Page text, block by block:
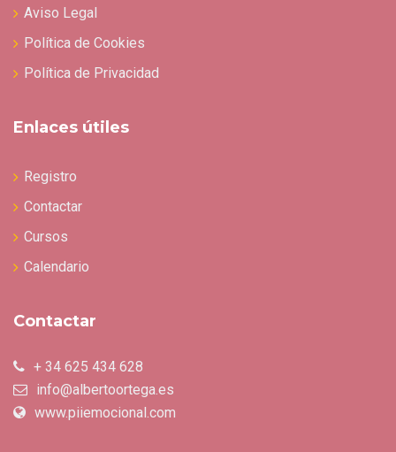
Aviso Legal
Política de Cookies
Política de Privacidad
Enlaces útiles
Registro
Contactar
Cursos
Calendario
Contactar
+ 34 625 434 628
info@albertoortega.es
www.piiemocional.com